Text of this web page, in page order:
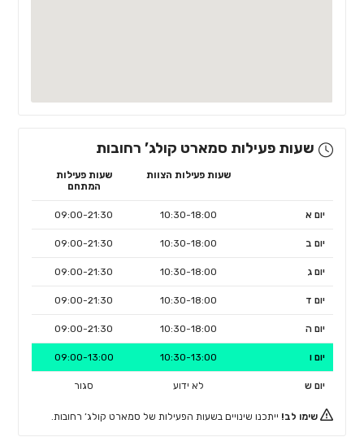
שעות פעילות סמארט קולג’ רחובות
שעות פעילות הצוות
שעות פעילות
המתחם
יום א 10:30-18:00
09:00-21:30
יום ב 10:30-18:00
09:00-21:30
יום ג 10:30-18:00
09:00-21:30
יום ד 10:30-18:00
09:00-21:30
יום ה 10:30-18:00
09:00-21:30
יום ו 10:30-13:00
09:00-13:00
יום ש לא ידוע סגור
שימו לב! ייתכנו שינויים בשעות הפעילות של סמארט קולג’ רחובות.